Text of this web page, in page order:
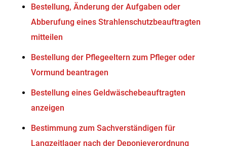
Bestellung, Änderung der Aufgaben oder
Abberufung eines Strahlenschutzbeauftragten
mitteilen
Bestellung der Pflegeeltern zum Pfleger oder
Vormund beantragen
Bestellung eines Geldwäschebeauftragten
anzeigen
Bestimmung zum Sachverständigen für
Langzeitlager nach der Deponieverordnung